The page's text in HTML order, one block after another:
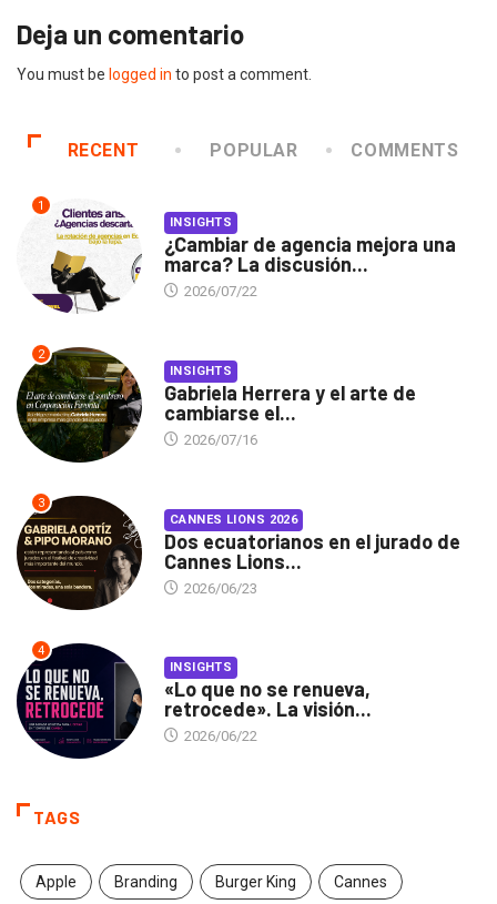
Deja un comentario
You must be logged in to post a comment.
RECENT POPULAR COMMENTS
1
INSIGHTS
¿Cambiar de agencia mejora una
marca? La discusión...
2026/07/22
2
INSIGHTS
Gabriela Herrera y el arte de
cambiarse el...
2026/07/16
3
CANNES LIONS 2026
Dos ecuatorianos en el jurado de
Cannes Lions...
2026/06/23
4
INSIGHTS
«Lo que no se renueva,
retrocede». La visión...
2026/06/22
TAGS
Apple Branding Burger King Cannes